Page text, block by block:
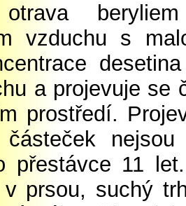
otrava
vzduchu s
a projevuje se
prostředí.
částeček
přestávce 11
v prsou, suchý